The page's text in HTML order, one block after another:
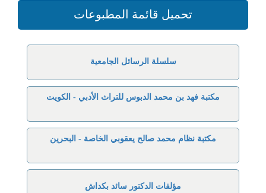
تحميل قائمة المطبوعات
سلسلة الرسائل الجامعية
مكتبة فهد بن محمد الدبوس للتراث الأدبي - الكويت
مكتبة نظام محمد صالح يعقوبي الخاصة - البحرين
مؤلفات الدكتور سائد بكداش